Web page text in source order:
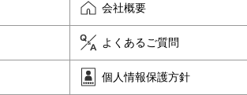
会社概要
よくあるご質問
個人情報保護方針